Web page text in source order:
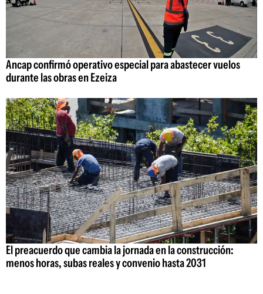
Ancap confirmó operativo especial para abastecer vuelos
durante las obras en Ezeiza
El preacuerdo que cambia la jornada en la construcción:
menos horas, subas reales y convenio hasta 2031